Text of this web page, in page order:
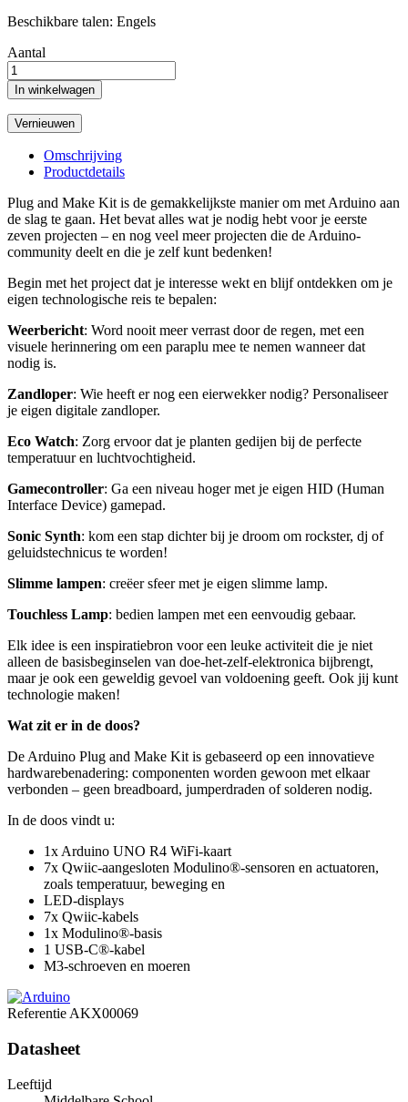
Beschikbare talen: Engels
Aantal
In winkelwagen
Omschrijving
Productdetails
Plug and Make Kit is de gemakkelijkste manier om met Arduino aan
de slag te gaan. Het bevat alles wat je nodig hebt voor je eerste
zeven projecten – en nog veel meer projecten die de Arduino-
community deelt en die je zelf kunt bedenken!
Begin met het project dat je interesse wekt en blijf ontdekken om je
eigen technologische reis te bepalen:
Weerbericht: Word nooit meer verrast door de regen, met een
visuele herinnering om een paraplu mee te nemen wanneer dat
nodig is.
Zandloper: Wie heeft er nog een eierwekker nodig? Personaliseer
je eigen digitale zandloper.
Eco Watch: Zorg ervoor dat je planten gedijen bij de perfecte
temperatuur en luchtvochtigheid.
Gamecontroller: Ga een niveau hoger met je eigen HID (Human
Interface Device) gamepad.
Sonic Synth: kom een stap dichter bij je droom om rockster, dj of
geluidstechnicus te worden!
Slimme lampen: creëer sfeer met je eigen slimme lamp.
Touchless Lamp: bedien lampen met een eenvoudig gebaar.
Elk idee is een inspiratiebron voor een leuke activiteit die je niet
alleen de basisbeginselen van doe-het-zelf-elektronica bijbrengt,
maar je ook een geweldig gevoel van voldoening geeft. Ook jij kunt
technologie maken!
Wat zit er in de doos?
De Arduino Plug and Make Kit is gebaseerd op een innovatieve
hardwarebenadering: componenten worden gewoon met elkaar
verbonden – geen breadboard, jumperdraden of solderen nodig.
In de doos vindt u:
1x Arduino UNO R4 WiFi-kaart
7x Qwiic-aangesloten Modulino®-sensoren en actuatoren,
zoals temperatuur, beweging en
LED-displays
7x Qwiic-kabels
1x Modulino®-basis
1 USB-C®-kabel
M3-schroeven en moeren
ReferentieAKX00069
Datasheet
Leeftijd